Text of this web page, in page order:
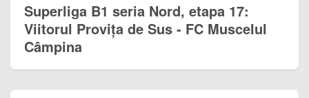
Superliga B1 seria Nord, etapa 17:
Viitorul Provița de Sus - FC Muscelul
Câmpina